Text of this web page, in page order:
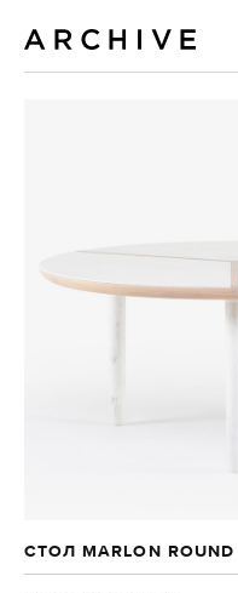
СТОЛ MARLON ROUND